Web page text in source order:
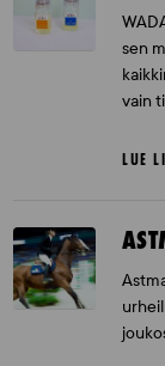
sen
vain
LUE